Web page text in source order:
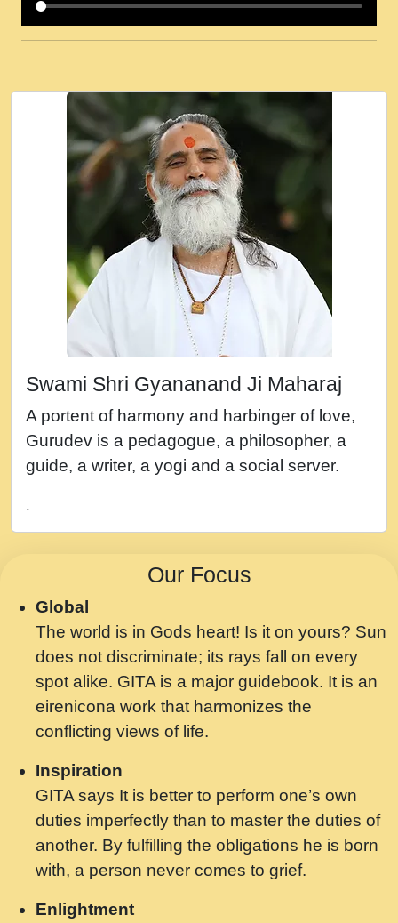
कई पकड क मर हथ र मह वदवन पहच दय! मह जन
Ki - Krishna Bhajan - New Bhajan 2020
#Ishwar Bhakti.mp3
जब से गीता ज्ञान पाया मैं बड़ी मस्ती में हूँ । 2018 -
Rishikesh - Ratan Ji Rasik.mp3
तन हल दल द सनव मड उतत सर रख क, नल रव त
गल लग जव त सर उतत हथ रख द!.mp3
तू कर प्रीतम से प्रीत, यूहीं दिन बीतते जाते हैं ।
2018 - Rishikesh - Swami Gyananand Ji
Maharaj.mp3
न म गवद गपल गद फर, पयर महन न रझद फर! shri
नह भरस रह लडडल... अपन खट करम क !!!! मह दद
सहर चरण क .....mp3
बगड नसब कसन सवर तर बगर Shri ravinandan
shastri ji maharaj.mp3
Chahe Ram Ho Chahe Shyam Ho.mp3
मझ अपन जवन बनन न आय, रठ हर क मनन न आय
Shri ravinandan shastri ji maharaj.mp3
मन अशांत मंत्र जाप - गीता प्रेरणा -Swami
Gyananand Ji Maharaj.mp3
मन बध लय परम वल कगन Special Shyam
Saawariya.mp3
मर गनय न अपरध लडडल शर रध.... Shri
ravinandan shastri ji maharaj.mp3
मेरे मन हरी का ध्यान लगा - भजन भाव - 2018 -
Rishikesh - Swami Gyananand Ji
Maharaj.mp3
Swami Shri Gyananand Ji Maharaj
A portent of harmony and harbinger of love,
Gurudev is a pedagogue, a philosopher, a
guide, a writer, a yogi and a social server.
.
Our Focus
Global
The world is in Gods heart! Is it on yours? Sun
does not discriminate; its rays fall on every
spot alike. GITA is a major guidebook. It is an
eirenicona work that harmonizes the
conflicting views of life.
Inspiration
GITA says It is better to perform one’s own
duties imperfectly than to master the duties of
another. By fulfilling the obligations he is born
with, a person never comes to grief.
Enlightment